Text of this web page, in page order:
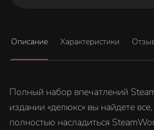
Описание Характеристики
Полный набор впечатлений
издании «делюкс» вы найдете
полностью насладиться